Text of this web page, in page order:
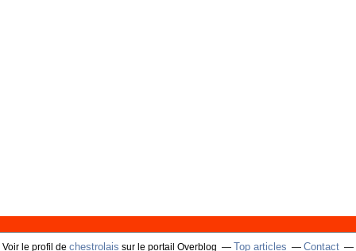
Voir le profil de chestrolais sur le portail Overblog Top articles Contact